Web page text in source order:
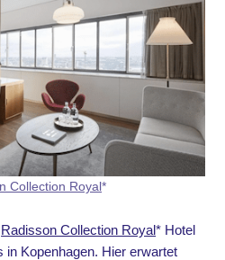
Collection Royal *
Radisson Collection Royal* Hotel
in Kopenhagen. Hier erwartet